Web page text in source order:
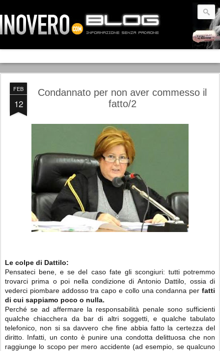
FEB
12
Condannato per non aver commesso il
fatto/2
Le colpe di Dattilo:
Pensateci bene, e se del caso fate gli scongiuri: tutti potremmo
trovarci prima o poi nella condizione di Antonio Dattilo, ossia di
vederci piombare addosso tra capo e collo una condanna per fatti
di cui sappiamo poco o nulla.
Perché se ad affermare la responsabilità penale sono sufficienti
qualche chiacchera da bar di altri soggetti, e qualche tabulato
telefonico, non si sa davvero che fine abbia fatto la certezza del
diritto. Infatti, un conto è punire una condotta delittuosa che non
raggiunge lo scopo per mero accidente (ad esempio, se qualcuno